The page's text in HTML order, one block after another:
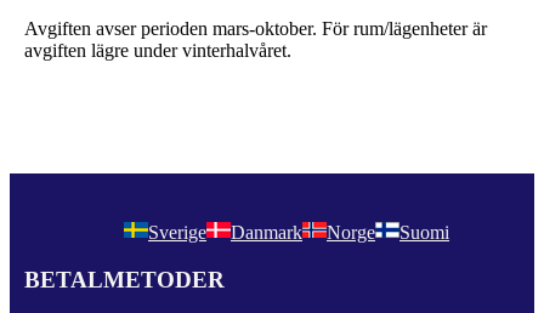
Avgiften avser perioden mars-oktober. För rum/lägenheter är
avgiften lägre under vinterhalvåret.
Sverige Danmark Norge Suomi
BETALMETODER